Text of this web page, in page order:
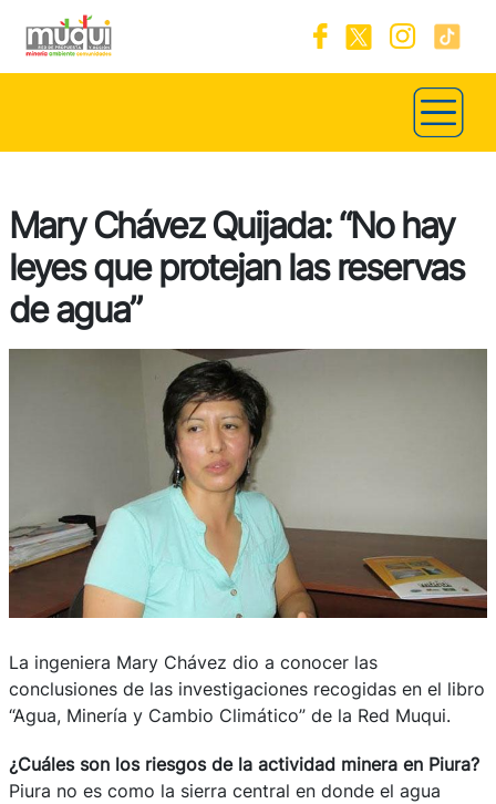
Mary Chávez Quijada: “No hay
leyes que protejan las reservas
de agua”
La ingeniera Mary Chávez dio a conocer las
conclusiones de las investigaciones recogidas en el libro
“Agua, Minería y Cambio Climático” de la Red Muqui.
¿Cuáles son los riesgos de la actividad minera en Piura?
Piura no es como la sierra central en donde el agua